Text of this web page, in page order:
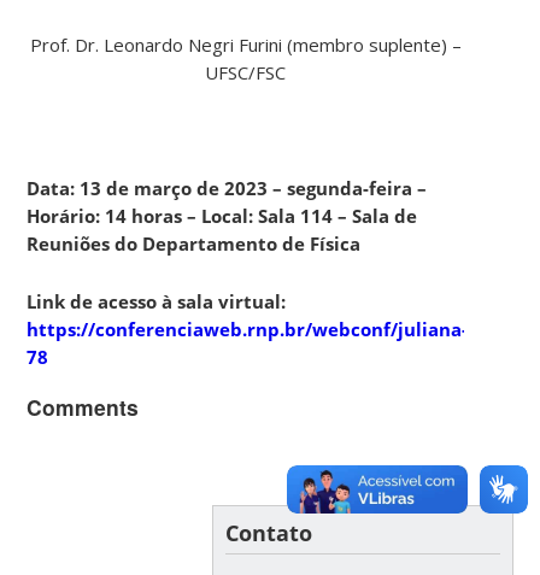
Prof. Dr. Leonardo Negri Furini (membro suplente) –
UFSC/FSC
Data: 13 de março de 2023 – segunda-feira –
Horário: 14 horas – Local: Sala 114 – Sala de
Reuniões do Departamento de Física
Link de acesso à sala virtual:
https://conferenciaweb.rnp.br/webconf/juliana-
78
Comments
Contato